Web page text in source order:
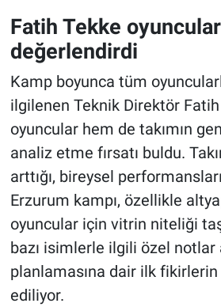
Fatih Tekke
değerlendirdi
Kamp boyunca tüm
ilgilenen Teknik Direktör
oyuncular hem de takımın
analiz etme fırsatı buldu.
arttığı, bireysel
Erzurum kampı, özellikle
oyuncular için vitrin niteliği
bazı isimlerle ilgili özel notlar
planlamasına dair ilk
ediliyor.